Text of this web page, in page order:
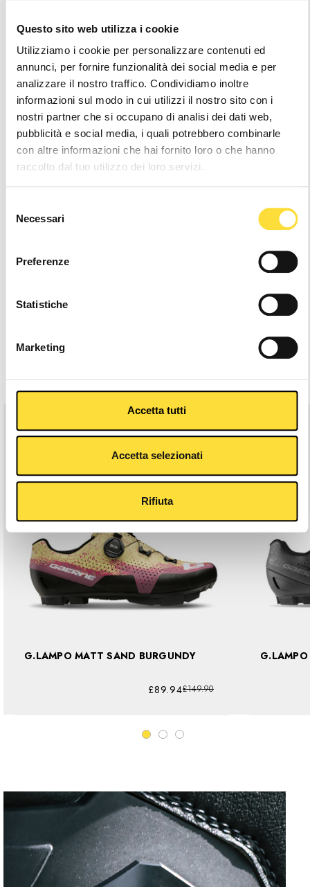
Questo sito web utilizza i cookie
Utilizziamo i cookie per personalizzare contenuti ed
annunci, per fornire funzionalità dei social media e per
analizzare il nostro traffico. Condividiamo inoltre
informazioni sul modo in cui utilizzi il nostro sito con i
nostri partner che si occupano di analisi dei dati web,
pubblicità e social media, i quali potrebbero combinarle
con altre informazioni che hai fornito loro o che hanno
raccolto dal tuo utilizzo dei loro servizi.
delNecessari
Preferenze
Statistiche
Marketing
Accetta tutti
Accetta selezionati
Rifiuta
FIND YOUR SIZE SIZE GUIDE
37 38 39 40 41 42
Notice: It seems like you are visiting us from.
Your location appears to be outside of our
shipping coverage area
Hurry
left
Related Products
G.LAMPO MATT SAND BURGUNDY
£149.90
£89.94
G.LAMPO